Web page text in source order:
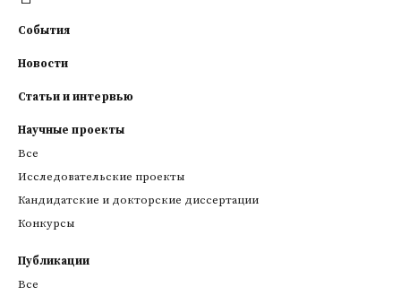
События
Новости
Статьи и интервью
Научные проекты
Все
Исследовательские проекты
Кандидатские и докторские диссертации
Конкурсы
Публикации
Все